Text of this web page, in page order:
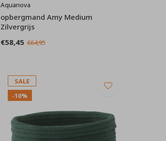
Aquanova
opbergmand Amy Medium
Zilvergrijs
€58,45 €64,95
SALE
-10%